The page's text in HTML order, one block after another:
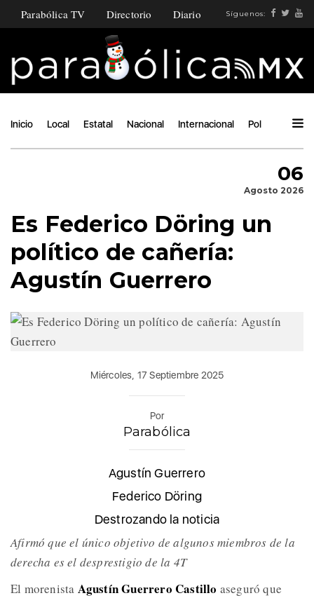
Parabólica TV Directorio Diario Síguenos:
Inicio Local Estatal Nacional Internacional Política
06
Agosto 2026
Es Federico Döring un
político de cañería:
Agustín Guerrero
Miércoles, 17 Septiembre 2025
Por
Parabólica
Agustín Guerrero
Federico Döring
Destrozando la noticia
Afirmó que el único objetivo de algunos miembros de la
derecha es el desprestigio de la 4T
El morenista Agustín Guerrero Castillo aseguró que